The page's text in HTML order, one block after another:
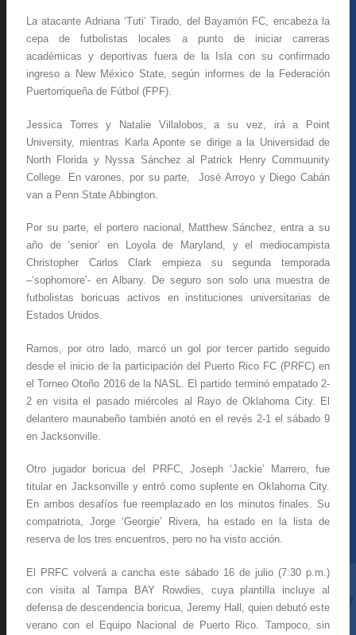
La atacante Adriana ‘Tuti’ Tirado, del Bayamón FC, encabeza la
cepa de futbolistas locales a punto de iniciar carreras
académicas y deportivas fuera de la Isla con su confirmado
ingreso a New México State, según informes de la Federación
Puertorriqueña de Fútbol (FPF).
Jessica Torres y Natalie Villalobos, a su vez, irá a Point
University, mientras Karla Aponte se dirige a la Universidad de
North Florida y Nyssa Sánchez al Patrick Henry Commuunity
College. En varones, por su parte, José Arroyo y Diego Cabán
van a Penn State Abbington.
Por su parte, el portero nacional, Matthew Sánchez, entra a su
año de ‘senior’ en Loyola de Maryland, y el mediocampista
Christopher Carlos Clark empieza su segunda temporada
–‘sophomore’- en Albany. De seguro son solo una muestra de
futbolistas boricuas activos en instituciones universitarias de
Estados Unidos.
Ramos, por otro lado, marcó un gol por tercer partido seguido
desde el inicio de la participación del Puerto Rico FC (PRFC) en
el Torneo Otoño 2016 de la NASL. El partido terminó empatado 2-
2 en visita el pasado miércoles al Rayo de Oklahoma City. El
delantero maunabeño también anotó en el revés 2-1 el sábado 9
en Jacksonville.
Otro jugador boricua del PRFC, Joseph ‘Jackie’ Marrero, fue
titular en Jacksonville y entró como suplente en Oklahoma City.
En ambos desafíos fue reemplazado en los minutos finales. Su
compatriota, Jorge ‘Georgie’ Rivera, ha estado en la lista de
reserva de los tres encuentros, pero no ha visto acción.
El PRFC volverá a cancha este sábado 16 de julio (7:30 p.m.)
con visita al Tampa BAY Rowdies, cuya plantilla incluye al
defensa de descendencia boricua, Jeremy Hall, quien debutó este
verano con el Equipo Nacional de Puerto Rico. Tampoco, sin